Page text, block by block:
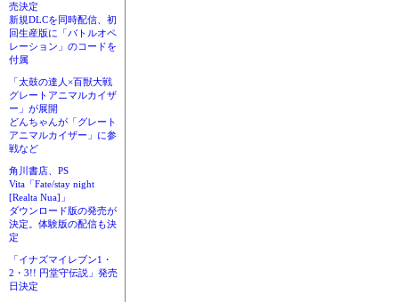
売決定
新規DLCを同時配信、初
回生産版に「バトルオペ
レーション」のコードを
付属
「太鼓の達人×百獣大戦
グレートアニマルカイザ
ー」が展開
どんちゃんが「グレート
アニマルカイザー」に参
戦など
角川書店、PS
Vita「Fate/stay night
[Realta Nua]」
ダウンロード版の発売が
決定。体験版の配信も決
定
「イナズマイレブン1・
2・3!! 円堂守伝説」発売
日決定